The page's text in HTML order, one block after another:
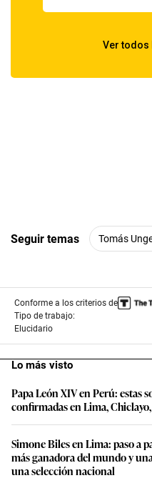
Seguir temas Tomás
Conforme a los criterios de
Tipo de trabajo:
Elucidario
Lo más visto
Papa León XIV en Perú: estas
confirmadas en Lima,
Simone Biles en Lima: paso a
más ganadora del mundo y
una selección nacional